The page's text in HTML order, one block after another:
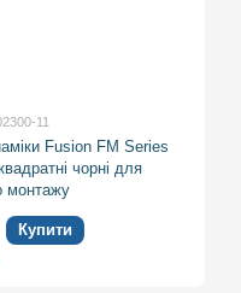
11
Fusion FM Series
чорні для
монтажу
Купити